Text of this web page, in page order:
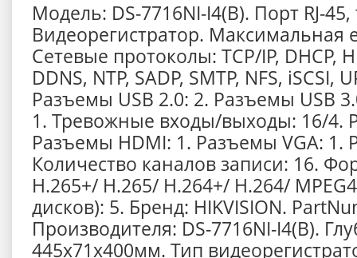
Модель: DS-7716NI-I4(B). Порт RJ-
Видеорегистратор. Максимальная
Сетевые протоколы: TCP/IP, DHCP,
DDNS, NTP, SADP, SMTP, NFS, iSCSI,
Разъемы USB 2.0: 2. Разъемы USB
1. Тревожные входы/выходы: 16/4.
Разъемы HDMI: 1. Разъемы VGA: 1.
Количество каналов записи: 16.
H.265+/ H.265/ H.264+/ H.264/
дисков): 5. Бренд: HIKVISION.
Производителя: DS-7716NI-I4(B).
445x71x400мм. Тип